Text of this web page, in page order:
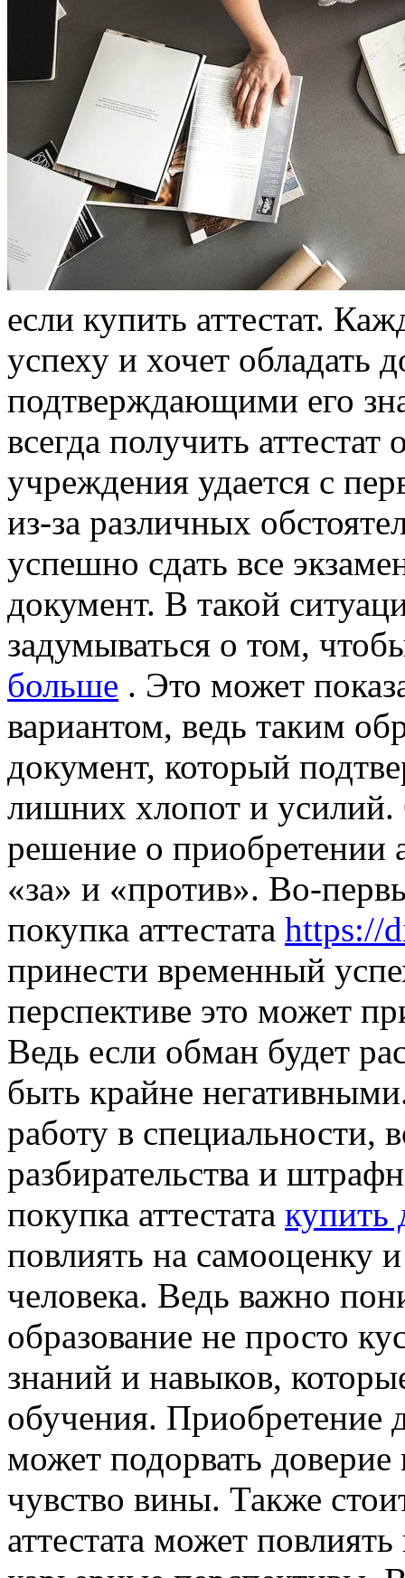
eсли купить аттестат.
успеху и хочет обладать
подтверждающими его
всегда получить
учреждения удается с
из-за различных
успешно сдать все
документ. В такой
задумываться о том,
больше . Это может
вариантом, ведь таким
документ, который
лишних хлопот и
решение о приобретении
«за» и «против». Во-
покупка аттестата https://
принести временный
перспективе это может
Ведь если обман будет
быть крайне
работу в специальности,
разбирательства и
покупка аттестата купить
повлиять на самооценку
человека. Ведь важно
образование не просто
знаний и навыков,
обучения. Приобретение
может подорвать
чувство вины. Также
аттестата может